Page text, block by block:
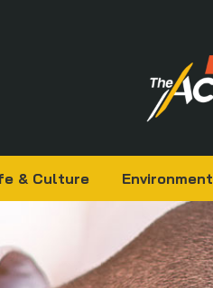
& Culture Environment